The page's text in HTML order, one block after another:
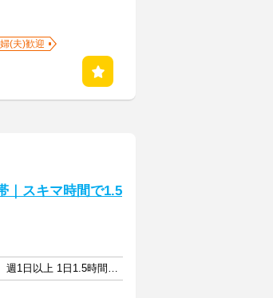
(夫)歓迎
｜スキマ時間で1.5
週1日以上 1日1.5時間以上